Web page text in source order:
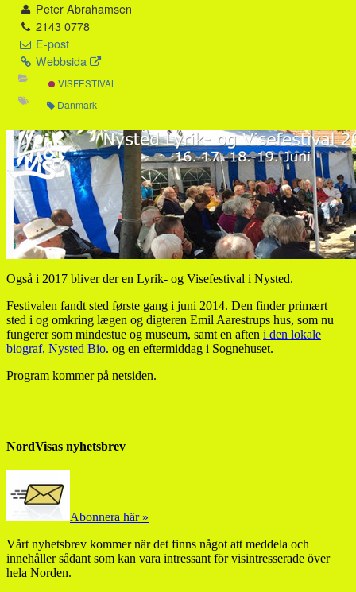
Peter Abrahamsen
2143 0778
E-post
Webbsida
VISFESTIVAL
Danmark
Også i 2017 bliver der en Lyrik- og Visefestival i Nysted.
Festivalen fandt sted første gang i juni 2014. Den finder primært
sted i og omkring lægen og digteren Emil Aarestrups hus, som nu
fungerer som mindestue og museum, samt en aften i den lokale
biograf, Nysted Bio. og en eftermiddag i Sognehuset.
Program kommer på netsiden.
NordVisas nyhetsbrev
Abonnera här »
Vårt nyhetsbrev kommer när det finns något att meddela och
innehåller sådant som kan vara intressant för visintresserade över
hela Norden.